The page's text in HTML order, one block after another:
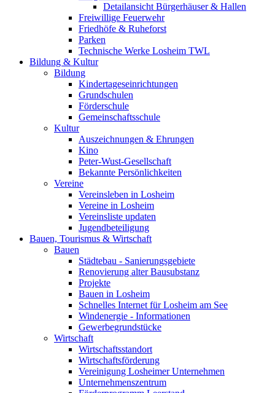
Detailansicht Bürgerhäuser & Hallen
Freiwillige Feuerwehr
Friedhöfe & Ruheforst
Parken
Technische Werke Losheim TWL
Bildung & Kultur
Bildung
Kindertageseinrichtungen
Grundschulen
Förderschule
Gemeinschaftsschule
Kultur
Auszeichnungen & Ehrungen
Kino
Peter-Wust-Gesellschaft
Bekannte Persönlichkeiten
Vereine
Vereinsleben in Losheim
Vereine in Losheim
Vereinsliste updaten
Jugendbeteiligung
Bauen, Tourismus & Wirtschaft
Bauen
Städtebau - Sanierungsgebiete
Renovierung alter Bausubstanz
Projekte
Bauen in Losheim
Schnelles Internet für Losheim am See
Windenergie - Informationen
Gewerbegrundstücke
Wirtschaft
Wirtschaftsstandort
Wirtschaftsförderung
Vereinigung Losheimer Unternehmen
Unternehmenszentrum